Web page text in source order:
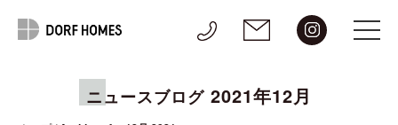
ニュースブログ 2021年12月